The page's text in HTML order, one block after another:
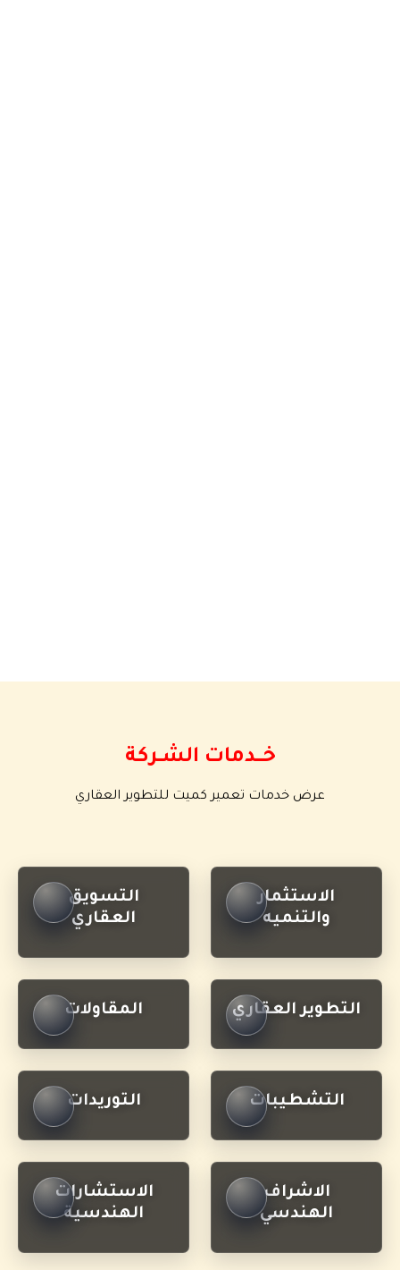
خــــدمات الشــركة
عرض خدمات تعمير كميت للتطوير العقاري
الاستثمار
والتنميه
التسويق
العقاري
التطوير العقاري المقاولات
التشطيبات التوريدات
الاشراف
الهندسي
الاستشارات
الهندسية